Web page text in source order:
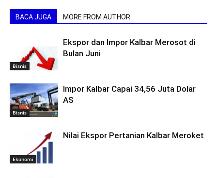
BACA JUGA MORE FROM AUTHOR
Bisnis
Ekspor dan Impor Kalbar Merosot di
Bulan Juni
Bisnis
Impor Kalbar Capai 34,56 Juta Dolar
AS
Ekonomi
Nilai Ekspor Pertanian Kalbar Meroket